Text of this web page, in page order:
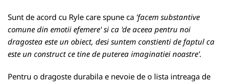
Sunt de acord cu Ryle care spune ca 'facem substantive
comune din emotii efemere' si ca 'de aceea pentru noi
dragostea este un obiect, desi suntem constienti de faptul ca
este un construct ce tine de puterea imaginatiei noastre'.
Pentru o dragoste durabila e nevoie de o lista intreaga de